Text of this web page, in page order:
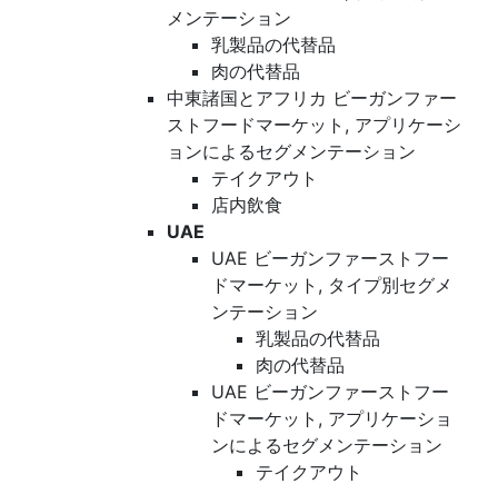
メンテーション
乳製品の代替品
肉の代替品
中東諸国とアフリカ ビーガンファー
ストフードマーケット, アプリケーシ
ョンによるセグメンテーション
テイクアウト
店内飲食
UAE
UAE ビーガンファーストフー
ドマーケット, タイプ別セグメ
ンテーション
乳製品の代替品
肉の代替品
UAE ビーガンファーストフー
ドマーケット, アプリケーショ
ンによるセグメンテーション
テイクアウト